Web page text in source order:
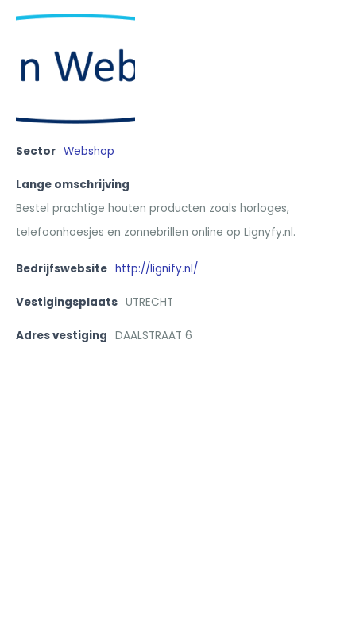
Sector Webshop
Lange omschrijving
Bestel prachtige houten producten zoals horloges,
telefoonhoesjes en zonnebrillen online op Lignyfy.nl.
Bedrijfswebsite http://lignify.nl/
Vestigingsplaats UTRECHT
Adres vestiging DAALSTRAAT 6